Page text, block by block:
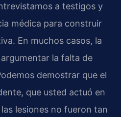
a testigos y
médica para construir
En muchos casos, la
la falta de
demostrar que el
que usted actuó en
lesiones no fueron tan